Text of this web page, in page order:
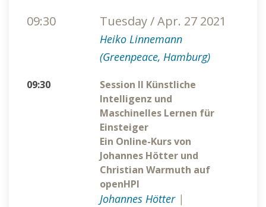
09:30 Tuesday / Apr. 27 2021
Heiko Linnemann
(Greenpeace, Hamburg)
09:30
Session II Künstliche
Intelligenz und
Maschinelles Lernen für
Einsteiger
Ein Online-Kurs von
Johannes Hötter und
Christian Warmuth auf
openHPI
Johannes Hötter |